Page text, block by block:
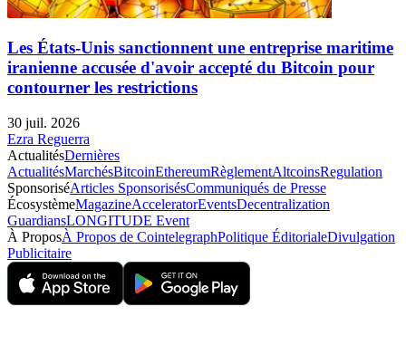
Les États-Unis sanctionnent une entreprise maritime
iranienne accusée d'avoir accepté du Bitcoin pour
contourner les restrictions
30 juil. 2026
Ezra Reguerra
ActualitésDernières
ActualitésMarchésBitcoinEthereumRèglementAltcoinsRegulation
SponsoriséArticles SponsorisésCommuniqués de Presse
ÉcosystèmeMagazineAcceleratorEventsDecentralization
GuardiansLONGITUDE Event
À ProposÀ Propos de CointelegraphPolitique ÉditorialeDivulgation
Publicitaire